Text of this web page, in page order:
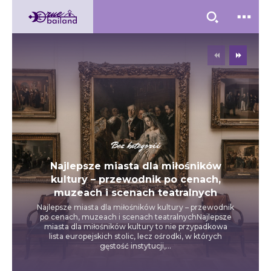
Bez kategorii
Najlepsze miasta dla miłośników
kultury – przewodnik po cenach,
muzeach i scenach teatralnych
Najlepsze miasta dla miłośników kultury – przewodnik
po cenach, muzeach i scenach teatralnychNajlepsze
miasta dla miłośników kultury to nie przypadkowa
lista europejskich stolic, lecz ośrodki, w których
gęstość instytucji,...